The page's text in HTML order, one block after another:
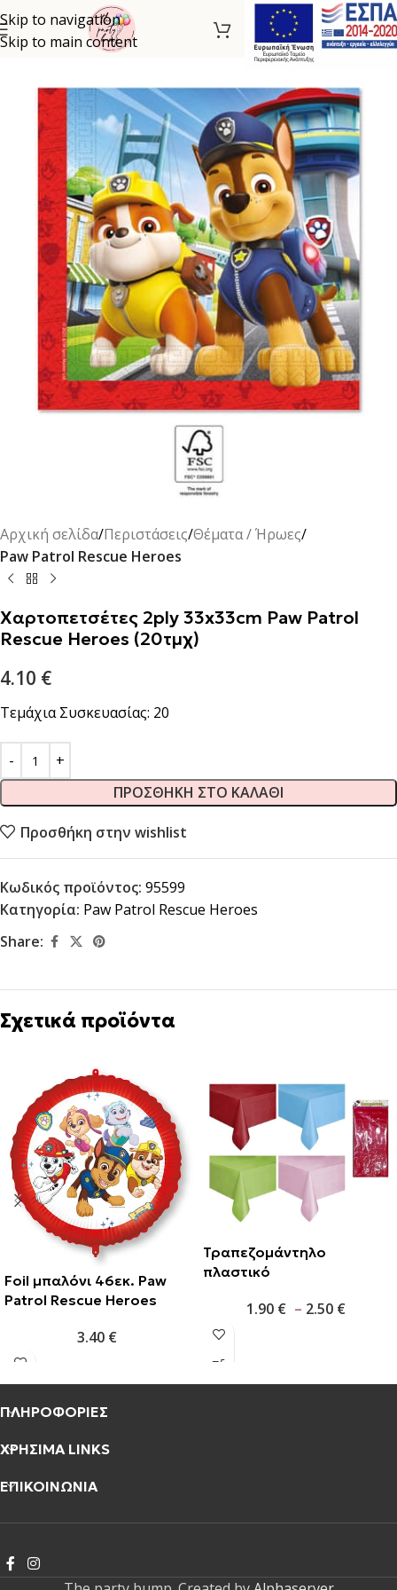
Skip to navigation
Skip to main content
Αρχική σελίδα Περιστάσεις Θέματα / Ήρωες
Paw Patrol Rescue Heroes
Χαρτοπετσέτες 2ply 33x33cm Paw Patrol
Rescue Heroes (20τμχ)
4.10 €
Τεμάχια Συσκευασίας: 20
ΠΡΟΣΘΉΚΗ ΣΤΟ ΚΑΛΆΘΙ
Προσθήκη στην wishlist
Κωδικός προϊόντος: 95599
Κατηγορία: Paw Patrol Rescue Heroes
Share:
Σχετικά προϊόντα
Foil μπαλόνι 46εκ. Paw
Patrol Rescue Heroes
3.40 €
Τραπεζομάντηλο
πλαστικό
1.90 € – 2.50 €
ΠΛΗΡΟΦΟΡΙΕΣ
ΧΡΗΣΙΜΑ LINKS
ΕΠΙΚΟΙΝΩΝΙΑ